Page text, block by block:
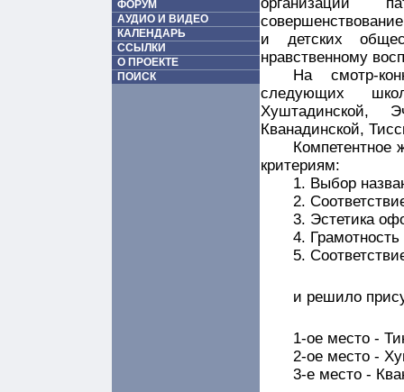
ФОРУМ
АУДИО И ВИДЕО
КАЛЕНДАРЬ
ССЫЛКИ
О ПРОЕКТЕ
ПОИСК
и детских
нравственному
На смотр-
следующих
Хуштадинской,
Кванадинской,
Компетентное
критериям:
1. Выбор
2.
3. Эстетика
4.
5.
и решило
1-ое место -
2-ое место -
3-е место -